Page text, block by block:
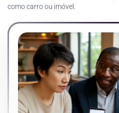
como carro ou imóvel.